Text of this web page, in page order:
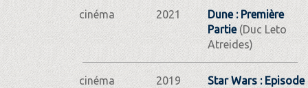
cinéma 2021
Dune : Première
Partie(Duc Leto
Atreides)
cinéma 2019
Star Wars : Episode